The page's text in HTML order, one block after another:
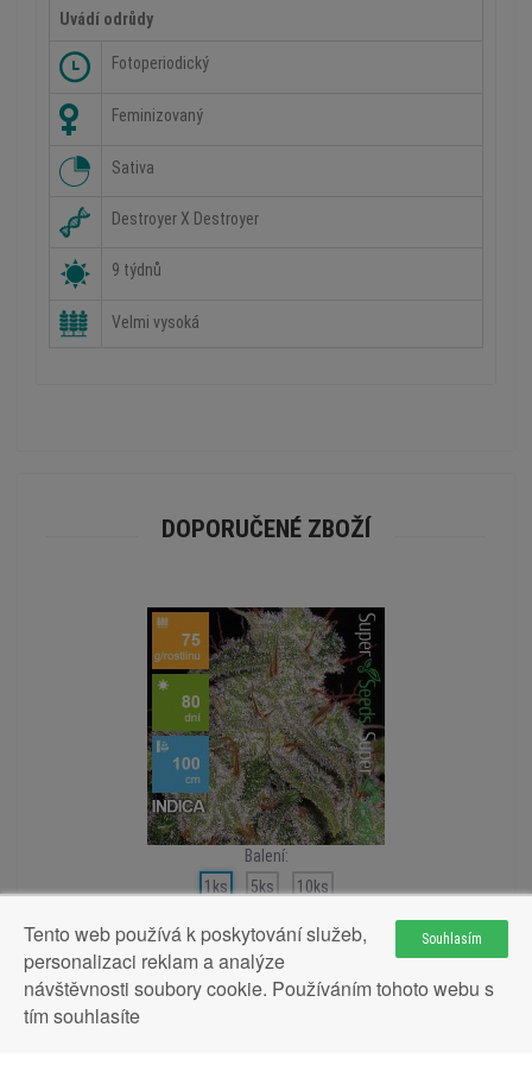
Uvádí odrůdy
Fotoperiodický
Feminizovaný
Sativa
Destroyer X Destroyer
9 týdnů
Velmi vysoká
DOPORUČENÉ ZBOŽÍ
Balení:
1ks
5ks 10ks
Auto Northern Light Feminised 1ks
Souhlasím
Tento web používá k poskytování služeb,
personalizaci reklam a analýze
návštěvnosti soubory cookie. Používáním tohoto webu s
tím souhlasíte